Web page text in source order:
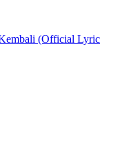
(Official Lyric